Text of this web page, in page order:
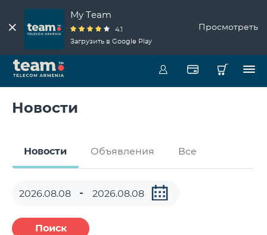
My Team
4.1
Загрузить в Google Play
Просмотреть
Новости
Новости Объявления Все
Поиск